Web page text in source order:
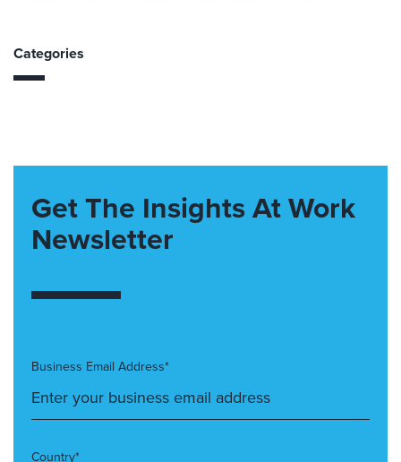
Categories
Get The Insights At Work
Newsletter
Business Email Address*
Country*